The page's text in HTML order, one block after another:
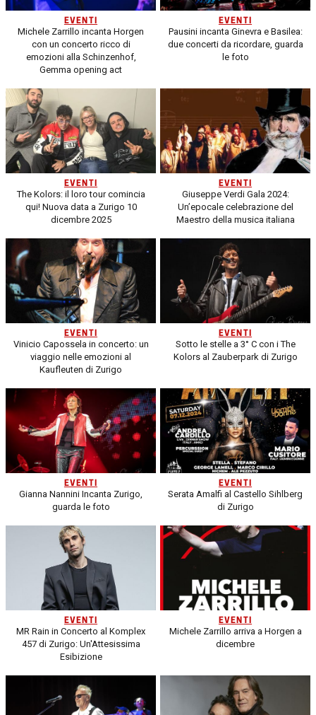
EVENTI
Michele Zarrillo incanta Horgen
con un concerto ricco di
emozioni alla Schinzenhof,
Gemma opening act
EVENTI
Pausini incanta Ginevra e Basilea:
due concerti da ricordare, guarda
le foto
EVENTI
The Kolors: il loro tour comincia
qui! Nuova data a Zurigo 10
dicembre 2025
EVENTI
Giuseppe Verdi Gala 2024:
Un’epocale celebrazione del
Maestro della musica italiana
EVENTI
Vinicio Capossela in concerto: un
viaggio nelle emozioni al
Kaufleuten di Zurigo
EVENTI
Sotto le stelle a 3° C con i The
Kolors al Zauberpark di Zurigo
EVENTI
Gianna Nannini Incanta Zurigo,
guarda le foto
EVENTI
Serata Amalfi al Castello Sihlberg
di Zurigo
EVENTI
MR Rain in Concerto al Komplex
457 di Zurigo: Un'Attesissima
Esibizione
EVENTI
Michele Zarrillo arriva a Horgen a
dicembre